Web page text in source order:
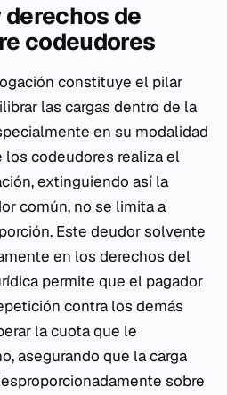
de
codeudores
constituye el pilar
las cargas dentro de la
en su modalidad
los codeudores realiza el
extinguiendo así la
común, no se limita a
Este deudor solvente
en los derechos del
permite que el pagador
contra los demás
la cuota que le
asegurando que la carga
sobre